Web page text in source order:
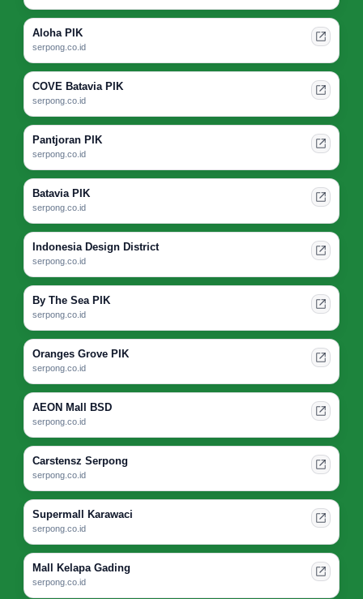
Aloha PIK
serpong.co.id
COVE Batavia PIK
serpong.co.id
Pantjoran PIK
serpong.co.id
Batavia PIK
serpong.co.id
Indonesia Design District
serpong.co.id
By The Sea PIK
serpong.co.id
Oranges Grove PIK
serpong.co.id
AEON Mall BSD
serpong.co.id
Carstensz Serpong
serpong.co.id
Supermall Karawaci
serpong.co.id
Mall Kelapa Gading
serpong.co.id